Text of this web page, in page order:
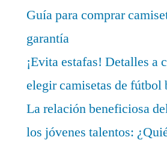
Guía para comprar
garantía
¡Evita estafas! Detalles a
elegir camisetas de fútbol
La relación beneficiosa
los jóvenes talentos: